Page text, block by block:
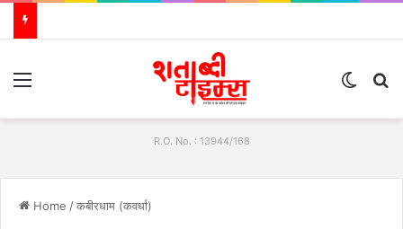
R.O. No. : 13944/168
Home /कबीरधाम (कवर्धा)